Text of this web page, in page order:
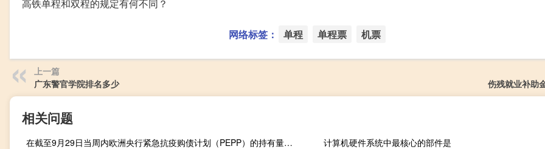
高铁单程和双程的规定有何不同？
网络标签： 单程 单程票 机票
上一篇
广东警官学院排名多少
伤残就业补助
相关问题
在截至9月29日当周内欧洲央行紧急抗疫购债计划（PEPP）的持有量净减少31.86亿欧元而上一周减少了9.62亿欧元
计算机硬件系统中最核心的部件是